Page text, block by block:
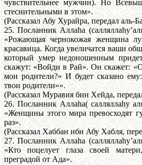
чувствительнее мужчин). Но
стеснительными в этом».
(Рассказал Абу Хурайра, передал аль-
25. Посланник Аллаhа
«Рожающая чернокожая женщина
красавица. Когда увеличатся ваши
который умер недоношенным
скажут: «Войди в Рай». Он скажет:
мои родители?» И будет сказано
твои родители»».
(Рассказал Муравия бин Хейда,
26. Посланник Аллаhа( салляллаhу
«Женщины этого мира превосходят
раз».
(Pассказал Хаббан ибн Абу Хабля,
27. Посланник Аллаhа
«Кто поцелует глаза своей
преградой от Ада».